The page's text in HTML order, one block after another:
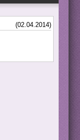
(02.04.2014)